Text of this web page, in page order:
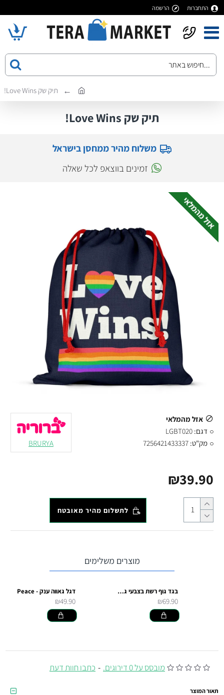
התחברות הרשמה
תיק שק Love Wins!
תיק שק Love Wins!
משלוח מהיר ממחסן בישראל
זמינים בווצאפ לכל שאלה
אזל מהמלאי
מובסס על 0 דירוגים. - כתבו חוות דעת
₪39.90
אזל מהמלאי
דגם: LGBT020
מק"ט: 7256421433337
BRURYA
לתשלום מהיר מאובטח
מוצרים משלימים
בגד גוף רשת בצבעי גאווה
₪69.90
דגל גאווה ענק - Peace
₪49.90
תאור המוצר